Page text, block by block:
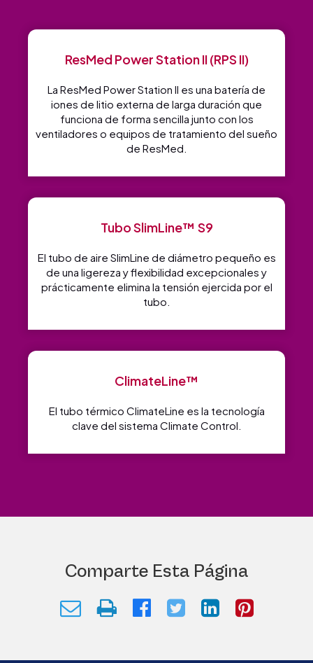
ResMed Power Station II (RPS II)
La ResMed Power Station II es una batería de
iones de litio externa de larga duración que
funciona de forma sencilla junto con los
ventiladores o equipos de tratamiento del sueño
de ResMed.
Tubo SlimLine™ S9
El tubo de aire SlimLine de diámetro pequeño es
de una ligereza y flexibilidad excepcionales y
prácticamente elimina la tensión ejercida por el
tubo.
ClimateLine™
El tubo térmico ClimateLine es la tecnología
clave del sistema Climate Control.
Comparte Esta Página